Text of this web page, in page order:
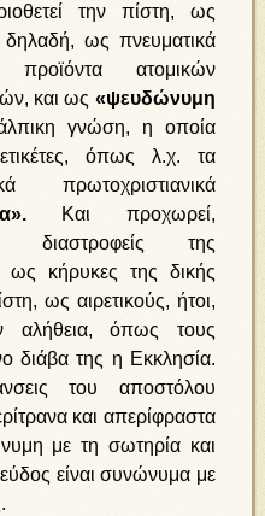
την πίστη, ως
ως πνευματικά
προϊόντα ατομικών
και ως «ψευδώνυμη
γνώση, η οποία
όπως λ.χ. τα
πρωτοχριστιανικά
Και προχωρεί,
διαστροφείς της
ως κήρυκες της δικής
ως αιρετικούς, ήτοι,
αλήθεια, όπως τους
διάβα της η Εκκλησία.
του αποστόλου
και απερίφραστα
με τη σωτηρία και
είναι συνώνυμα με